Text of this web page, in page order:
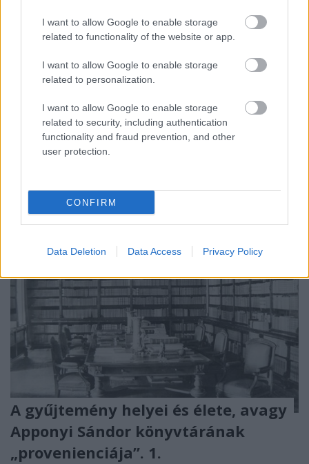
I want to allow Google to enable storage
related to functionality of the website or app.
I want to allow Google to enable storage
related to personalization.
I want to allow Google to enable storage
related to security, including authentication
functionality and fraud prevention, and other
user protection.
CONFIRM
Data Deletion Data Access Privacy Policy
nemzetikonyvtar• 2025. szeptember 18.
A könyv- és történelemszeretők itthon és a világon
egyaránt ismerik Apponyi Sándor, a tudós bibliofil, a
nemzeti könyvtárra hagyta mintegy 15.000
dokumentumot tartalmazó teljes bibliotékáját. De a
nagyközönség vajon tudja-e, mi mindent
köszönhetünk…
A gyűjtemény helyei és élete, avagy
Apponyi Sándor könyvtárának
„provenienciája”. 1.